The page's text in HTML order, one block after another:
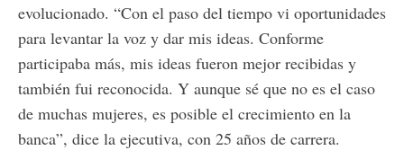
evolucionado. “Con el paso del tiempo vi oportunidades
para levantar la voz y dar mis ideas. Conforme
participaba más, mis ideas fueron mejor recibidas y
también fui reconocida. Y aunque sé que no es el caso
de muchas mujeres, es posible el crecimiento en la
banca”, dice la ejecutiva, con 25 años de carrera.